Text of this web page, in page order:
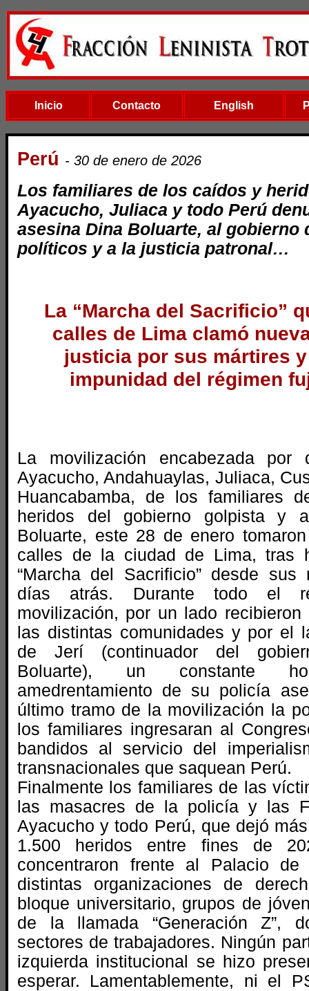
Inicio Contacto English
Perú - 30 de enero de 2026
Los familiares de los caídos y
Ayacucho, Juliaca y todo Perú
asesina Dina Boluarte, al gobierno
políticos y a la justicia patronal…
La “Marcha del Sacrificio”
calles de Lima clamó
justicia por sus mártires
impunidad del régimen
La movilización encabezada por
Ayacucho, Andahuaylas, Juliaca,
Huancabamba, de los familiares
heridos del gobierno golpista y
Boluarte, este 28 de enero
calles de la ciudad de Lima, tras
“Marcha del Sacrificio” desde
días atrás. Durante todo el
movilización, por un lado
las distintas comunidades y por el
de Jerí (continuador del
Boluarte), un constante
amedrentamiento de su policía
último tramo de la movilización la
los familiares ingresaran al
bandidos al servicio del
transnacionales que saquean Perú.
Finalmente los familiares de las
las masacres de la policía y las
Ayacucho y todo Perú, que dejó
1.500 heridos entre fines de
concentraron frente al Palacio
distintas organizaciones de
bloque universitario, grupos de
de la llamada “Generación Z”,
sectores de trabajadores. Ningún
izquierda institucional se hizo
esperar. Lamentablemente, ni el